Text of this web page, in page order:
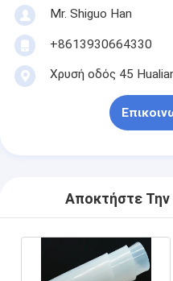
Mr. Shiguo Han
+8613930664330
Χρυσή οδός 45
Αποκτήστε Την